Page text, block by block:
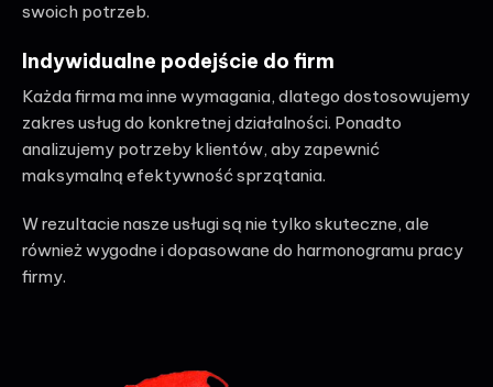
swoich potrzeb.
Indywidualne podejście do firm
Każda firma ma inne wymagania, dlatego dostosowujemy
zakres usług do konkretnej działalności. Ponadto
analizujemy potrzeby klientów, aby zapewnić
maksymalną efektywność sprzątania.
W rezultacie nasze usługi są nie tylko skuteczne, ale
również wygodne i dopasowane do harmonogramu pracy
firmy.